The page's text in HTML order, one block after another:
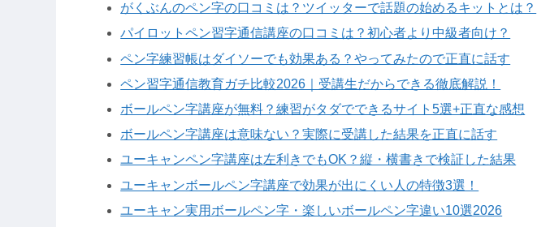
がくぶんのペン字の口コミは？ツイッターで話題の始めるキットとは？
パイロットペン習字通信講座の口コミは？初心者より中級者向け？
ペン字練習帳はダイソーでも効果ある？やってみたので正直に話す
ペン習字通信教育ガチ比較2026｜受講生だからできる徹底解説！
ボールペン字講座が無料？練習がタダでできるサイト5選+正直な感想
ボールペン字講座は意味ない？実際に受講した結果を正直に話す
ユーキャンペン字講座は左利きでもOK？縦・横書きで検証した結果
ユーキャンボールペン字講座で効果が出にくい人の特徴3選！
ユーキャン実用ボールペン字・楽しいボールペン字違い10選2026